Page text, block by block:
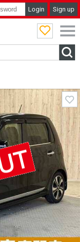
Login Sign up